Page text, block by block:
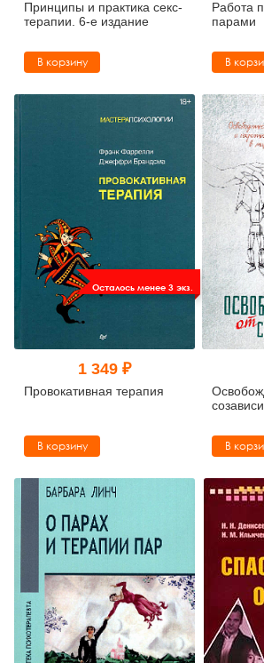
Принципы и практика секс-
терапии. 6-е издание
В корзину
Работа
парами
В
Осталось менее 3 экз.
1 349 ₽
Провокативная терапия
В корзину В